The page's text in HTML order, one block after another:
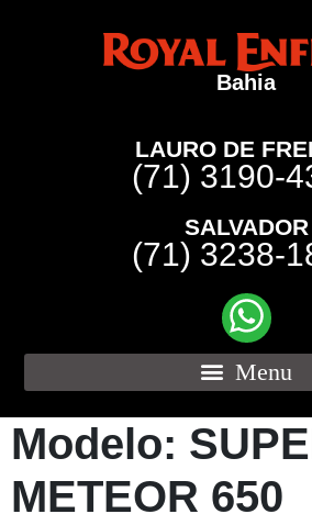
Bahia
LAURO DE
(71) 3190-
SALVADOR
(71) 3238-
Modelo:
METEOR 650